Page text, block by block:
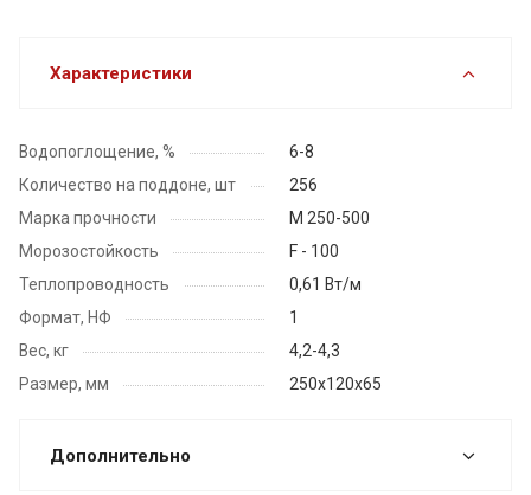
Характеристики
Водопоглощение, %
6-8
Количество на поддоне, шт
256
Марка прочности
М 250-500
Морозостойкость
F - 100
Теплопроводность
0,61 Вт/м
Формат, НФ
1
Вес, кг
4,2-4,3
Размер, мм
250x120х65
Дополнительно